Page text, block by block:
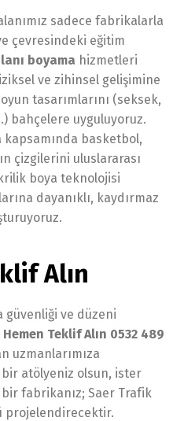
sadece fabrikalarla
çevresindeki eğitim
boyama hizmetleri
ve zihinsel gelişimine
tasarımlarını (seksek,
bahçelere uyguluyoruz.
kapsamında basketbol,
çizgilerini uluslararası
boya teknolojisi
dayanıklı, kaydırmaz
Alın
güvenliği ve düzeni
Hemen Teklif Alın 0532 489
uzmanlarımıza
atölyeniz olsun, ister
fabrikanız; Saer Trafik
projelendirecektir.